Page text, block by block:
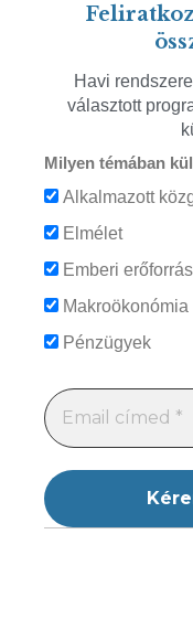
Havi
választott
Milyen témában
Alkalmazott
Elmélet
Emberi
Makroökonómia
Pénzügyek